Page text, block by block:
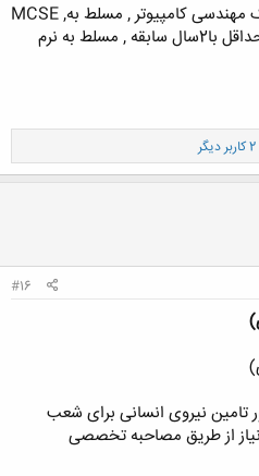
شرکت آدفا , کارشناس شبکه , مدرک مهندسی کامپیوتر , مسلط بهMCSE ,
, help deck , مهندس کامپیوتر , حداقل با2سال سابقه , مسلط به نرم
#16
تامین نیروی انسانی برای شعب
از طریق مصاحبه تخصصی